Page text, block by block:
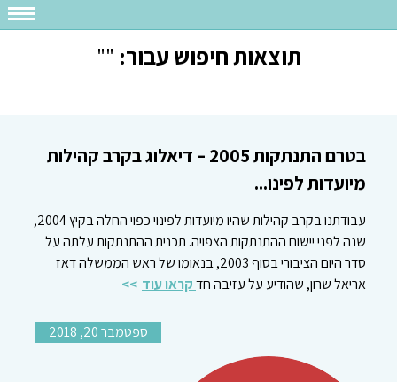
תוצאות חיפוש עבור: ""
בטרם התנתקות 2005 – דיאלוג בקרב קהילות
מיועדות לפינו...
עבודתנו בקרב קהילות שהיו מיועדות לפינוי כפוי החלה בקיץ 2004,
שנה לפני יישום ההתנתקות הצפויה. תכנית ההתנתקות עלתה על
סדר היום הציבורי בסוף 2003, בנאומו של ראש הממשלה דאז
אריאל שרון, שהודיע על עזיבה חדקראו עוד
ספטמבר 20, 2018